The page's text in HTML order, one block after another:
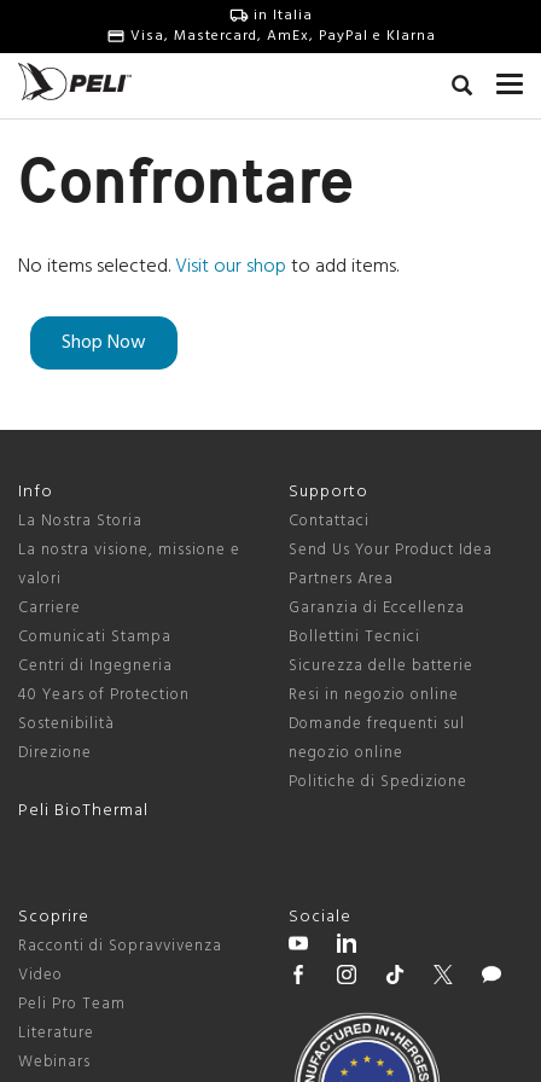
in Italia
Visa, Mastercard, AmEx, PayPal e Klarna
Confrontare
No items selected.Visit our shopto add items.
Shop Now
Info
La Nostra Storia
La nostra visione, missione e
valori
Carriere
Comunicati Stampa
Centri di Ingegneria
40 Years of Protection
Sostenibilità
Direzione
Peli BioThermal
Supporto
Contattaci
Send Us Your Product Idea
Partners Area
Garanzia di Eccellenza
Bollettini Tecnici
Sicurezza delle batterie
Resi in negozio online
Domande frequenti sul
negozio online
Politiche di Spedizione
Scoprire
Racconti di Sopravvivenza
Video
Peli Pro Team
Literature
Webinars
Sociale